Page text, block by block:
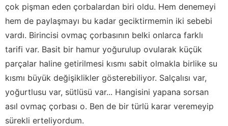
çok pişman eden çorbalardan biri oldu. Hem denemeyi
hem de paylaşmayı bu kadar geciktirmemin iki sebebi
vardı. Birincisi ovmaç çorbasının belki onlarca farklı
tarifi var. Basit bir hamur yoğurulup ovularak küçük
parçalar haline getirilmesi kısmı sabit olmakla birlike su
kısmı büyük değişiklikler gösterebiliyor. Salçalısı var,
yoğurtlusu var, sütlüsü var... Hangisini yapana sorsan
asıl ovmaç çorbası o. Ben de bir türlü karar veremeyip
sürekli erteliyordum.